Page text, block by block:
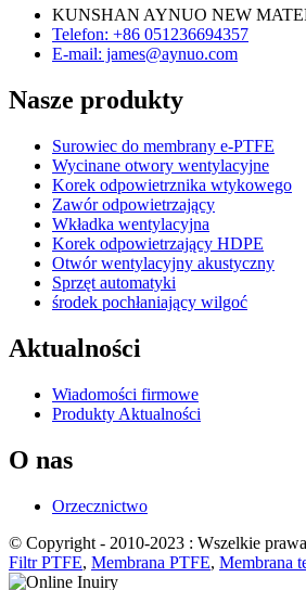
KUNSHAN AYNUO NEW
Telefon: +86 051236694357
E-mail: james@aynuo.com
Nasze produkty
Surowiec do membrany e-PTFE
Wycinane otwory wentylacyjne
Korek odpowietrznika wtykowego
Zawór odpowietrzający
Wkładka wentylacyjna
Korek odpowietrzający HDPE
Otwór wentylacyjny akustyczny
Sprzęt automatyki
środek pochłaniający wilgoć
Aktualności
Wiadomości firmowe
Produkty Aktualności
O nas
Orzecznictwo
© Copyright - 2010-2023 : Wszelkie prawa
Filtr PTFE, Membrana PTFE, Membrana